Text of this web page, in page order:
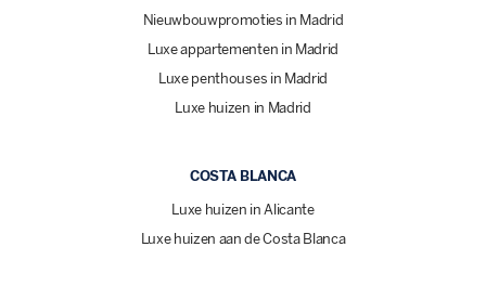
Nieuwbouwpromoties in Madrid
Luxe appartementen in Madrid
Luxe penthouses in Madrid
Luxe huizen in Madrid
COSTA BLANCA
Luxe huizen in Alicante
Luxe huizen aan de Costa Blanca